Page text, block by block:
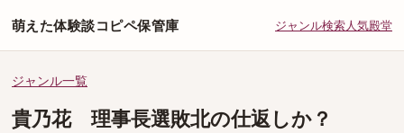
萌えた体験談コピペ保管庫 ジャンル検索人気殿堂
ジャンル一覧
貴乃花 理事長選敗北の仕返しか？